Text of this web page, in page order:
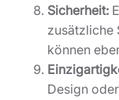
Sicherheit:
zusätzliche
können
Design